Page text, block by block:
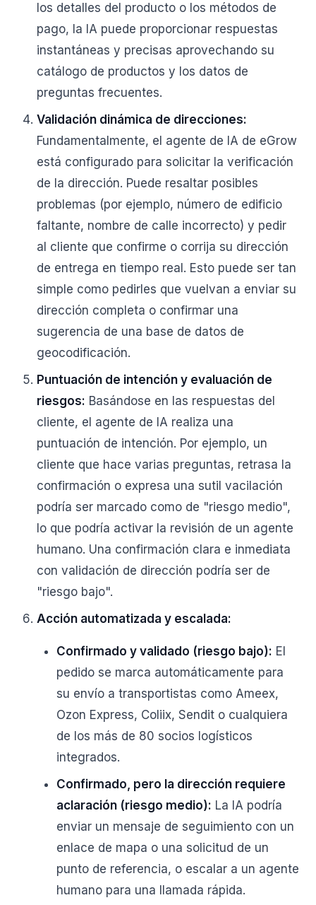
los detalles del producto o los métodos de
pago, la IA puede proporcionar respuestas
instantáneas y precisas aprovechando su
catálogo de productos y los datos de
preguntas frecuentes.
Validación dinámica de direcciones:
Fundamentalmente, el agente de IA de eGrow
está configurado para solicitar la verificación
de la dirección. Puede resaltar posibles
problemas (por ejemplo, número de edificio
faltante, nombre de calle incorrecto) y pedir
al cliente que confirme o corrija su dirección
de entrega en tiempo real. Esto puede ser tan
simple como pedirles que vuelvan a enviar su
dirección completa o confirmar una
sugerencia de una base de datos de
geocodificación.
Puntuación de intención y evaluación de
riesgos: Basándose en las respuestas del
cliente, el agente de IA realiza una
puntuación de intención. Por ejemplo, un
cliente que hace varias preguntas, retrasa la
confirmación o expresa una sutil vacilación
podría ser marcado como de "riesgo medio",
lo que podría activar la revisión de un agente
humano. Una confirmación clara e inmediata
con validación de dirección podría ser de
"riesgo bajo".
Acción automatizada y escalada:
Confirmado y validado (riesgo bajo): El
pedido se marca automáticamente para
su envío a transportistas como Ameex,
Ozon Express, Coliix, Sendit o cualquiera
de los más de 80 socios logísticos
integrados.
Confirmado, pero la dirección requiere
aclaración (riesgo medio): La IA podría
enviar un mensaje de seguimiento con un
enlace de mapa o una solicitud de un
punto de referencia, o escalar a un agente
humano para una llamada rápida.